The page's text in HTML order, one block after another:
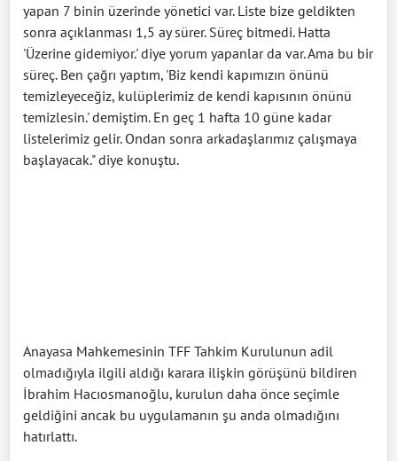
yapan 7 binin üzerinde yönetici var. Liste bize geldikten
sonra açıklanması 1,5 ay sürer. Süreç bitmedi. Hatta
'Üzerine gidemiyor.' diye yorum yapanlar da var. Ama bu bir
süreç. Ben çağrı yaptım, 'Biz kendi kapımızın önünü
temizleyeceğiz, kulüplerimiz de kendi kapısının önünü
temizlesin.' demiştim. En geç 1 hafta 10 güne kadar
listelerimiz gelir. Ondan sonra arkadaşlarımız çalışmaya
başlayacak." diye konuştu.
Anayasa Mahkemesinin TFF Tahkim Kurulunun adil
olmadığıyla ilgili aldığı karara ilişkin görüşünü bildiren
İbrahim Hacıosmanoğlu, kurulun daha önce seçimle
geldiğini ancak bu uygulamanın şu anda olmadığını
hatırlattı.